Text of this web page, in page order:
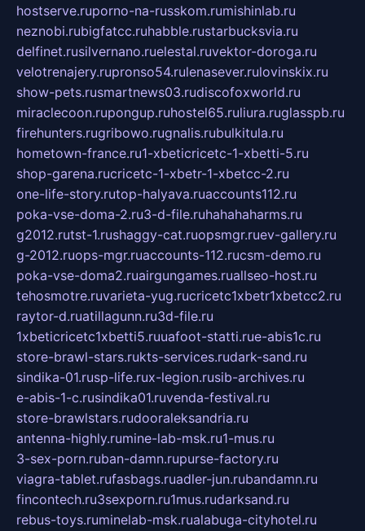
hostserve.ruporno-na-russkom.rumishinlab.ru
neznobi.rubigfatcc.ruhabble.rustarbucksvia.ru
delfinet.rusilvernano.ruelestal.ruvektor-doroga.ru
velotrenajery.rupronso54.rulenasever.rulovinskix.ru
show-pets.rusmartnews03.rudiscofoxworld.ru
miraclecoon.rupongup.ruhostel65.ruliura.ruglasspb.ru
firehunters.rugribowo.rugnalis.rubulkitula.ru
hometown-france.ru1-xbeticricetc-1-xbetti-5.ru
shop-garena.rucricetc-1-xbetr-1-xbetcc-2.ru
one-life-story.rutop-halyava.ruaccounts112.ru
poka-vse-doma-2.ru3-d-file.ruhahahaharms.ru
g2012.rutst-1.rushaggy-cat.ruopsmgr.ruev-gallery.ru
g-2012.ruops-mgr.ruaccounts-112.rucsm-demo.ru
poka-vse-doma2.ruairgungames.ruallseo-host.ru
tehosmotre.ruvarieta-yug.rucricetc1xbetr1xbetcc2.ru
raytor-d.ruatillagunn.ru3d-file.ru
1xbeticricetc1xbetti5.ruuafoot-statti.rue-abis1c.ru
store-brawl-stars.rukts-services.rudark-sand.ru
sindika-01.rusp-life.rux-legion.rusib-archives.ru
e-abis-1-c.rusindika01.ruvenda-festival.ru
store-brawlstars.rudooraleksandria.ru
antenna-highly.rumine-lab-msk.ru1-mus.ru
3-sex-porn.ruban-damn.rupurse-factory.ru
viagra-tablet.rufasbags.ruadler-jun.rubandamn.ru
fincontech.ru3sexporn.ru1mus.rudarksand.ru
rebus-toys.ruminelab-msk.rualabuga-cityhotel.ru